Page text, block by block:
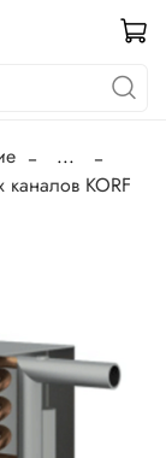
...
каналов KORF